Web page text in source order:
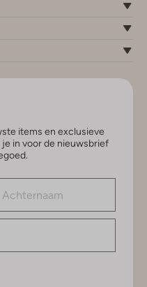
items en exclusieve
in voor de nieuwsbrief